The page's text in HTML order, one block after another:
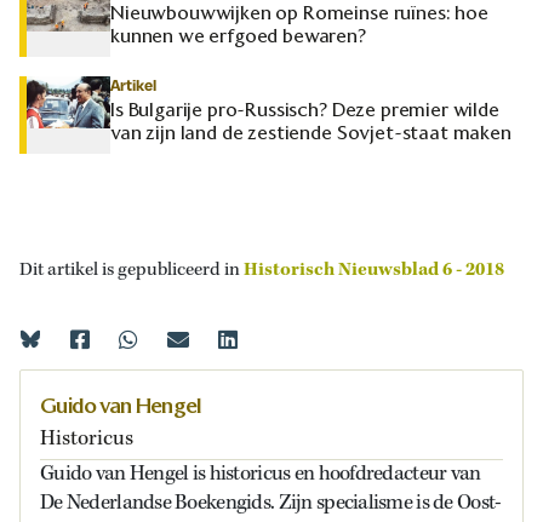
Nieuwbouwwijken op Romeinse ruïnes: hoe
kunnen we erfgoed bewaren?
Artikel
Is Bulgarije pro-Russisch? Deze premier wilde
van zijn land de zestiende Sovjet-staat maken
Dit artikel is gepubliceerd inHistorisch Nieuwsblad 6 - 2018
Guido van Hengel
Historicus
Guido van Hengel is historicus en hoofdredacteur van
De Nederlandse Boekengids. Zijn specialisme is de Oost-